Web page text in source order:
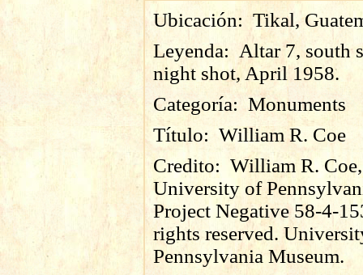
Ubicación:Tikal,
Leyenda: Altar 7, south
night shot, April 1958.
Categoría: Monuments
Título: William R. Coe
Credito: William R. Coe,
University of
Project Negative 58-4-
rights reserved.
Pennsylvania Museum.